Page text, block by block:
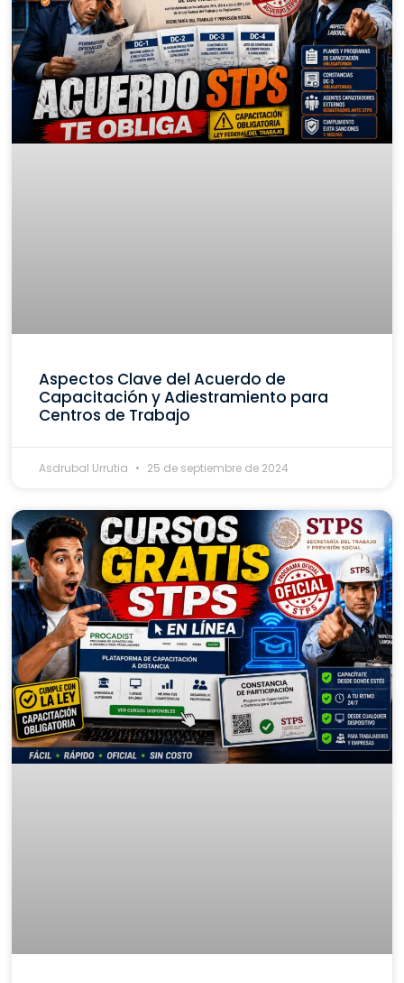
Aspectos Clave del Acuerdo de
Capacitación y Adiestramiento para
Centros de Trabajo
Asdrubal Urrutia 25 de septiembre de 2024